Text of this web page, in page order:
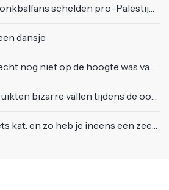
schelden pro-Palestijnse demonstranten uit
dansje
op de hoogte was van deze Starbucks-lifehack
bizarre vallen tijdens de oorlog
en zo heb je ineens een zeemeeuw in huis